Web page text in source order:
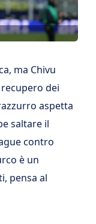
ma Chivu
dei
aspetta
saltare il
contro
è un
pensa al